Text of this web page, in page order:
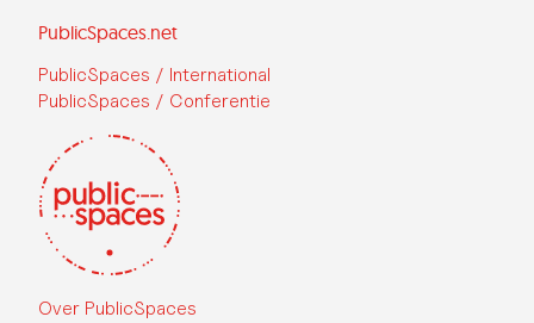
PublicSpaces.net
PublicSpaces / International
PublicSpaces / Conferentie
Over PublicSpaces